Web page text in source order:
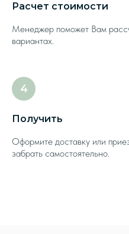
Расчет стоимости
Менеджер поможет Вам
вариантах.
Получить
Оформите доставку или
забрать самостоятельно.